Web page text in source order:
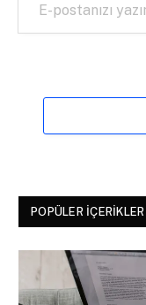
POPÜLER İÇERIKLER